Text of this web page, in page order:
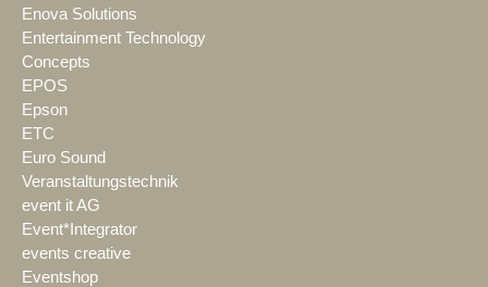
Enova Solutions
Entertainment Technology
Concepts
EPOS
Epson
ETC
Euro Sound
Veranstaltungstechnik
event it AG
Event*Integrator
events creative
Eventshop